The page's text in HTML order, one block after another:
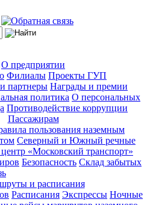
О предприятии
Филиалы Проекты ГУП
партнеры Награды и премии
политика О персональных
Противодействие коррупции
Пассажирам
пользования наземным
Северный и Южный речные
«Московский транспорт»
Безопасность Склад забытых
и расписания
Расписания Экспрессы Ночные